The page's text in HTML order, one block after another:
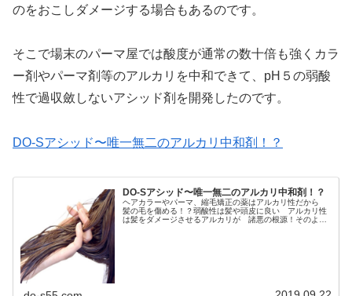
のをおこしダメージする場合もあるのです。
そこで場末のパーマ屋では酸度が通常の数十倍も強くカラ
ー剤やパーマ剤等のアルカリを中和できて、pH５の弱酸
性で過収斂しないアシッド剤を開発したのです。
DO-Sアシッド〜唯一無二のアルカリ中和剤！？
DO-Sアシッド〜唯一無二のアルカリ中和剤！？
ヘアカラーやパーマ、縮毛矯正の薬はアルカリ性だから
髪の毛を傷める！？弱酸性は髪や頭皮に良い アルカリ性
は髪をダメージさせるアルカリが 諸悪の根源！そのよう